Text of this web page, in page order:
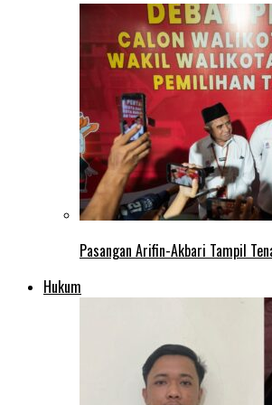
Pasangan Arifin-Akbari Tampil
Hukum